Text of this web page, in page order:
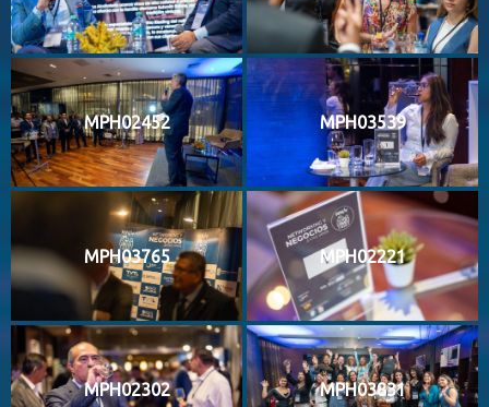
MPH02452 MPH03539
MPH03765 MPH02221
MPH02302 MPH03831